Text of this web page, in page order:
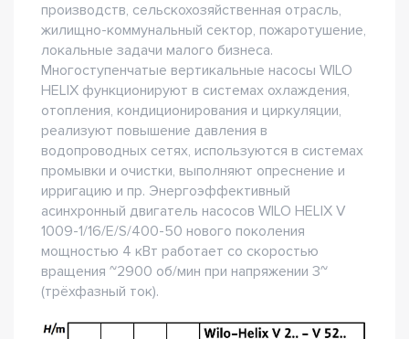
производств, сельскохозяйственная отрасль,
жилищно-коммунальный сектор, пожаротушение,
локальные задачи малого бизнеса.
Многоступенчатые вертикальные насосы WILO
HELIX функционируют в системах охлаждения,
отопления, кондиционирования и циркуляции,
реализуют повышение давления в
водопроводных сетях, используются в системах
промывки и очистки, выполняют опреснение и
ирригацию и пр. Энергоэффективный
асинхронный двигатель насосов WILO HELIX V
1009-1/16/E/S/400-50 нового поколения
мощностью 4 кВт работает со скоростью
вращения ~2900 об/мин при напряжении 3~
(трёхфазный ток).